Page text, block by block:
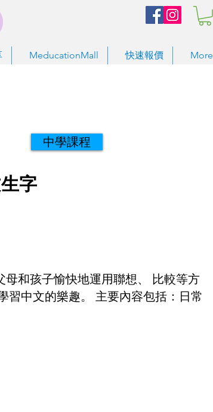
MeducationMall 快速報價 More
和孩子愉快地運用聯想、 比較等方
習中文的樂趣。 主要內容包括：日常
中學課程
字